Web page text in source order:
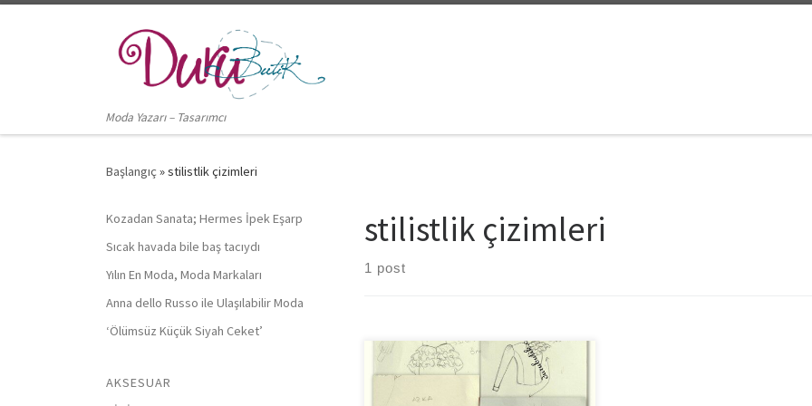
Moda Yazarı – Tasarımcı
Başlangıç »stilistlik çizimleri
stilistlik çizimleri
1 post
Son zamanlarda moda ve sanatsal
yazılar üzerinde ağırlıkla durduğum
Kozadan Sanata; Hermes İpek Eşarp
Sıcak havada bile baş tacıydı
Yılın En Moda, Moda Markaları
Anna dello Russo ile Ulaşılabilir Moda
‘Ölümsüz Küçük Siyah Ceket’
AKSESUAR